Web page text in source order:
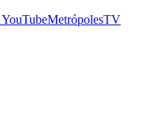
YouTubeMetrópolesTV